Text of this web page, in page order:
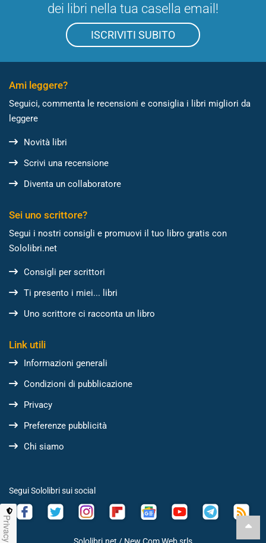
dei libri nella tua casella email!
ISCRIVITI SUBITO
Ami leggere?
Seguici, commenta le recensioni e consiglia i libri migliori da
leggere
Novità libri
Scrivi una recensione
Diventa un collaboratore
Sei uno scrittore?
Segui i nostri consigli e promuovi il tuo libro gratis con
Sololibri.net
Consigli per scrittori
Ti presento i miei... libri
Uno scrittore ci racconta un libro
Link utili
Informazioni generali
Condizioni di pubblicazione
Privacy
Preferenze pubblicità
Chi siamo
Segui Sololibri sui social
Sololibri.net / New Com Web srls
Privacy